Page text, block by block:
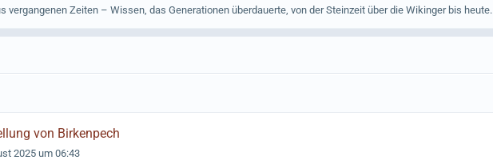
vergangenen Zeiten – Wissen, das Generationen überdauerte, von der Steinzeit über die Wikinger bis heute.
von Birkenpech
2025 um 06:43